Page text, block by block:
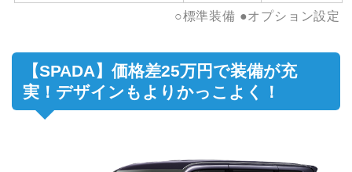
○標準装備 ●オプション設定
【SPADA】価格差25万円で装備が充
実！デザインもよりかっこよく！